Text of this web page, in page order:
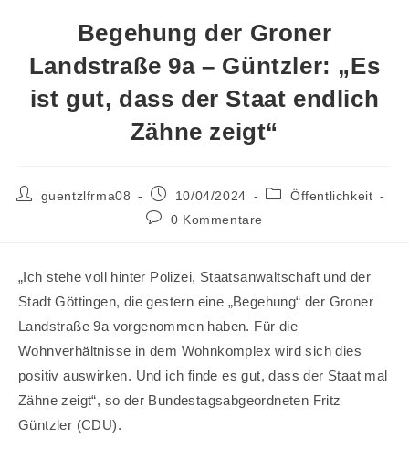
Begehung der Groner
Landstraße 9a – Güntzler: „Es
ist gut, dass der Staat endlich
Zähne zeigt“
Beitrags-
guentzlfrma08
Beitrag
veröffentlicht:
10/04/2024
Beitrags-
Öffentlichkeit
Beitrags-
0 Kommentare
„Ich stehe voll hinter Polizei, Staatsanwaltschaft und der
Stadt Göttingen, die gestern eine „Begehung“ der Groner
Landstraße 9a vorgenommen haben. Für die
Wohnverhältnisse in dem Wohnkomplex wird sich dies
positiv auswirken. Und ich finde es gut, dass der Staat mal
Zähne zeigt“, so der Bundestagsabgeordneten Fritz
Güntzler (CDU).